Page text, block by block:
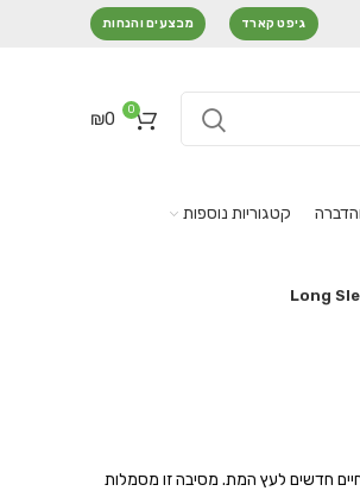
גיפט קארד מבצעים והנחות
0
₪0
קטגוריות נוספות
חדשים לעץ המת. מסיבה זו מסמלות